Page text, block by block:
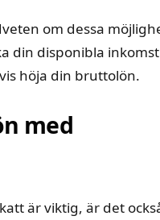
om dessa
din disponibla inkomst
höja din bruttolön.
med
är viktig, är det